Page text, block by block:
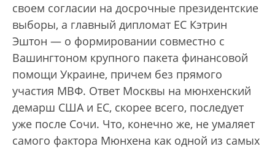
своем согласии на досрочные президентские
выборы, а главный дипломат ЕС Кэтрин
Эштон — о формировании совместно с
Вашингтоном крупного пакета финансовой
помощи Украине, причем без прямого
участия МВФ. Ответ Москвы на мюнхенский
демарш США и ЕС, скорее всего, последует
уже после Сочи. Что, конечно же, не умаляет
самого фактора Мюнхена как одной из самых